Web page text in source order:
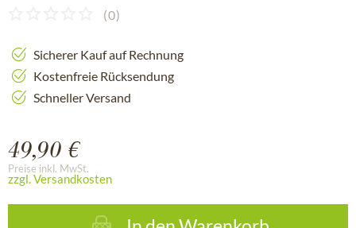
(0)
Sicherer Kauf auf Rechnung
Kostenfreie Rücksendung
Schneller Versand
49,90 €
Preise inkl. MwSt.
zzgl. Versandkosten